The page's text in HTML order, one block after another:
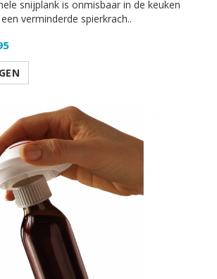
snijplank is onmisbaar in de keuken
verminderde spierkrach..